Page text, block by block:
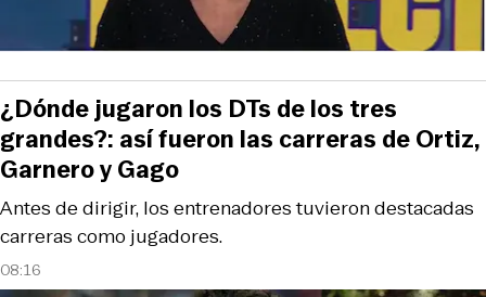
08:16
Antes de dirigir, los entrenadores tuvieron destacadas
carreras como jugadores.
¿Dónde jugaron los DTs de los tres
grandes?: así fueron las carreras de Ortiz,
Garnero y Gago